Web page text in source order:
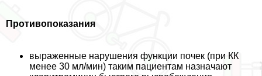
Противопоказания
выраженные нарушения функции почек (при КК
менее 30 мл/мин) таким пациентам назначают